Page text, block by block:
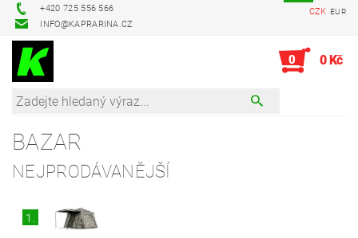
+420 725 556 566
INFO@KAPRARINA.CZ
CZK EUR
0 0 Kč
BAZAR
NEJPRODÁVANĚJŠÍ
1.